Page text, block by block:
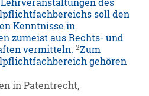
des
soll den
Kenntnisse in
zumeist aus Rechts- und
vermitteln.2Zum
gehören
in Patentrecht,